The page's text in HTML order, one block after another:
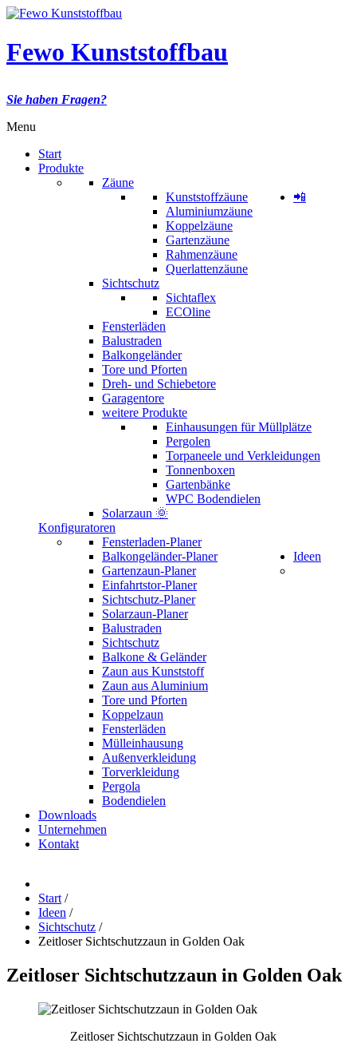
Fewo Kunststoffbau
Sie haben Fragen?
Menu
Start
Produkte
Zäune
Kunststoffzäune
Aluminiumzäune
Koppelzäune
Gartenzäune
Rahmenzäune
Querlattenzäune
Sichtschutz
Sichtaflex
ECOline
Fensterläden
Balustraden
Balkongeländer
Tore und Pforten
Dreh- und Schiebetore
Garagentore
weitere Produkte
Einhausungen für Müllplätze
Pergolen
Torpaneele und Verkleidungen
Tonnenboxen
Gartenbänke
WPC Bodendielen
Solarzaun 🌞
📲
Konfiguratoren
Fensterladen-Planer
Balkongeländer-Planer
Gartenzaun-Planer
Einfahrtstor-Planer
Sichtschutz-Planer
Solarzaun-Planer
Ideen
Balustraden
Sichtschutz
Balkone & Geländer
Zaun aus Kunststoff
Zaun aus Aluminium
Tore und Pforten
Koppelzaun
Fensterläden
Mülleinhausung
Außenverkleidung
Torverkleidung
Pergola
Bodendielen
Downloads
Unternehmen
Kontakt
Start /
Ideen /
Sichtschutz /
Zeitloser Sichtschutzzaun in Golden Oak
Zeitloser Sichtschutzzaun in Golden Oak
Zeitloser Sichtschutzzaun in Golden Oak